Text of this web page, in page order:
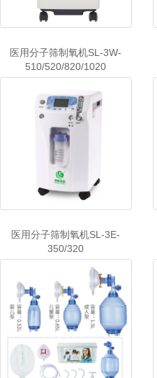
医用分子筛制氧机SL-3W-
510/520/820/1020
医用分子筛制氧机SL-3E-
350/320